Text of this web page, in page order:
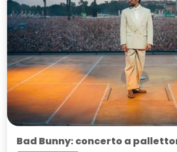
Bad Bunny: concerto a